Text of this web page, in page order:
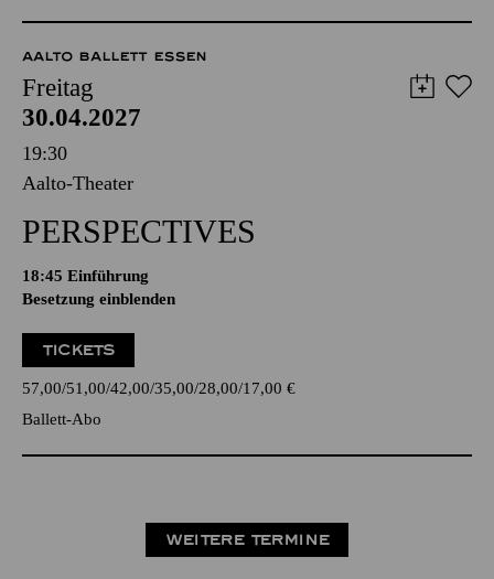
AALTO BALLETT ESSEN
Freitag
30.04.2027
19:30
Aalto-Theater
PERSPECTIVES
18:45 Einführung
Besetzung einblenden
TICKETS
57,00 51,00 42,00 35,00 28,00 17,00 €
Ballett-Abo
WEITERE TERMINE